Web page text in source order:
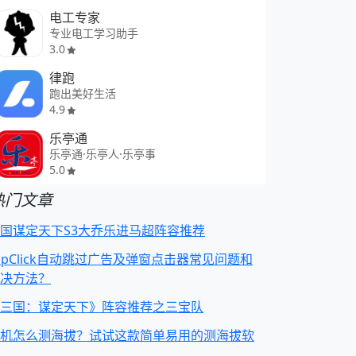
电工专家
专业电工学习助手
3.0
律跑
跑出美好生活
4.9
乐亭通
乐亭通·乐亭人·乐亭事
5.0
门文章
谋定天下S3大乔乐进马超阵容推荐
自动跳过广告及弹窗点击器常见问题和
方法？
国：谋定天下》阵容推荐之三宝队
怎么测海拔？试试这款简单易用的测海拔软